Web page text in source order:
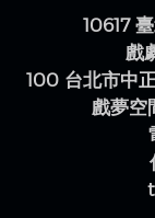
10617
100 台北市中
戲夢